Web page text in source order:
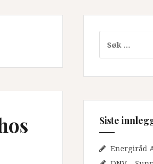
etter:
Siste
Energiråd